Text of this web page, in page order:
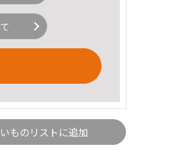
ものリストに追加